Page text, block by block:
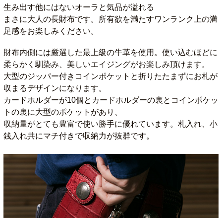
生み出す他にはないオーラと気品が溢れる
まさに大人の長財布です。所有欲を満たすワンランク上の満
足感をお楽しみください。
財布内側には厳選した最上級の牛革を使用。使い込むほどに
柔らかく馴染み、美しいエイジングがお楽しみ頂けます。
大型のジッパー付きコインポケットと折りたたまずにお札が
収まるデザインになります。
カードホルダーが10個とカードホルダーの裏とコインポケッ
トの裏に大型のポケットがあり、
収納量がとても豊富で使い勝手に優れています。札入れ、小
銭入れ共にマチ付きで収納力が抜群です。